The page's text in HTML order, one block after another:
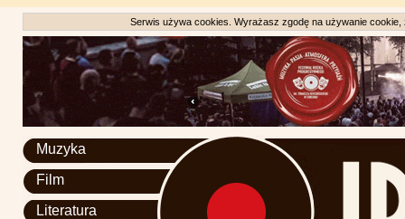
Serwis używa cookies. Wyrażasz zgodę na używanie
Muzyka
Film
Literatura